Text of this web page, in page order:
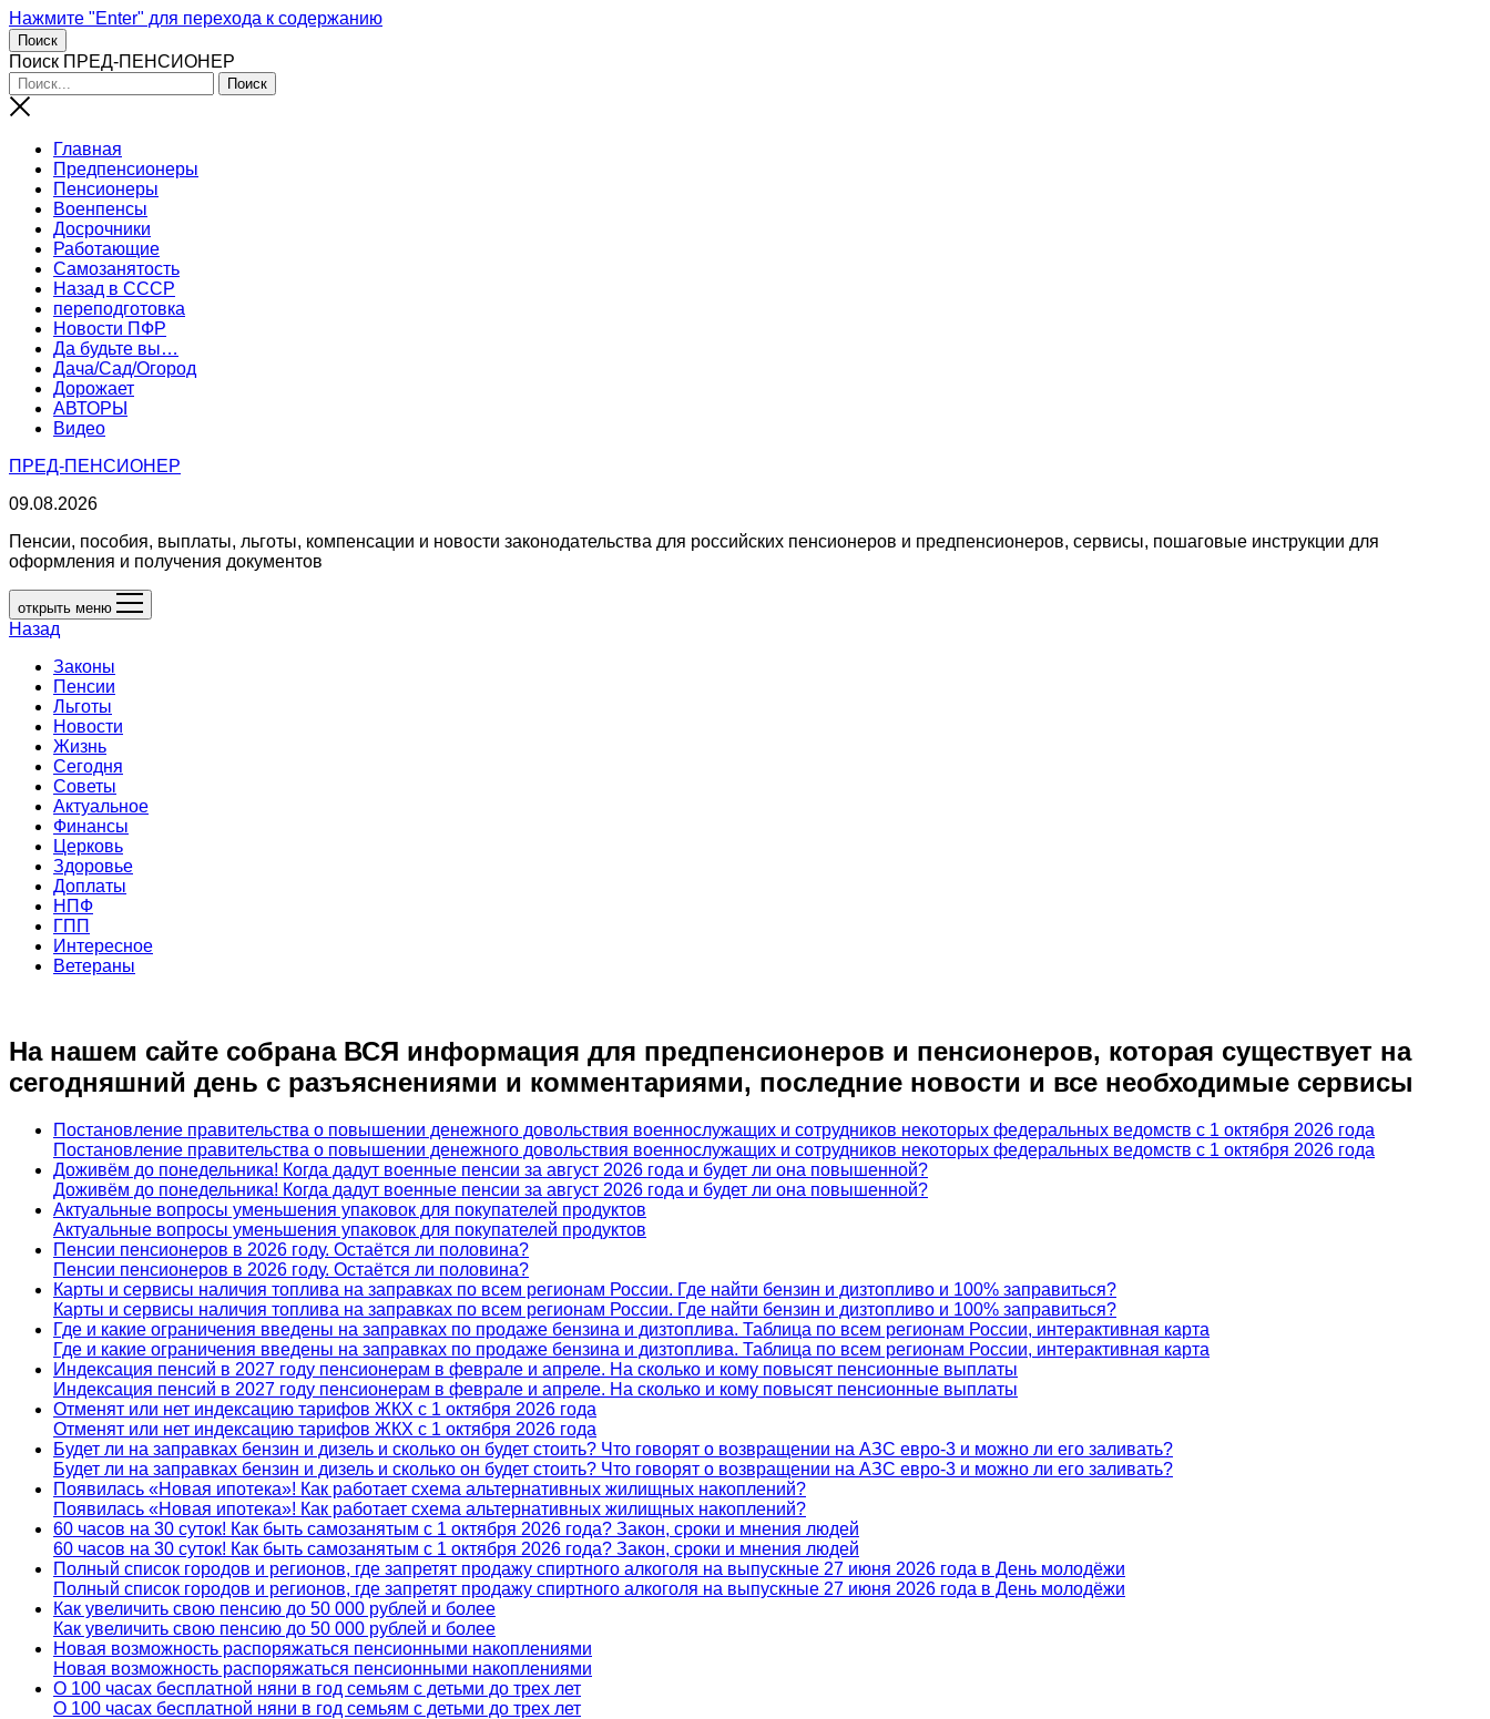
Нажмите "Enter" для перехода к содержанию
Поиск
Поиск ПРЕД-ПЕНСИОНЕР
Главная
Предпенсионеры
Пенсионеры
Военпенсы
Досрочники
Работающие
Самозанятость
Назад в СССР
переподготовка
Новости ПФР
Да будьте вы…
Дача/Сад/Огород
Дорожает
АВТОРЫ
Видео
ПРЕД-ПЕНСИОНЕР
09.08.2026
Пенсии, пособия, выплаты, льготы, компенсации и новости законодательства для российских пенсионеров и предпенсионеров, сервисы, пошаговые инструкции для
оформления и получения документов
открыть меню
Назад
Законы
Пенсии
Льготы
Новости
Жизнь
Сегодня
Советы
Актуальное
Финансы
Церковь
Здоровье
Доплаты
НПФ
ГПП
Интересное
Ветераны
На нашем сайте собрана ВСЯ информация для предпенсионеров и пенсионеров, которая существует на
сегодняшний день с разъяснениями и комментариями, последние новости и все необходимые сервисы
Постановление правительства о повышении денежного довольствия военнослужащих и сотрудников некоторых федеральных ведомств с 1 октября 2026 года
Постановление правительства о повышении денежного довольствия военнослужащих и сотрудников некоторых федеральных ведомств с 1 октября 2026 года
Доживём до понедельника! Когда дадут военные пенсии за август 2026 года и будет ли она повышенной?
Доживём до понедельника! Когда дадут военные пенсии за август 2026 года и будет ли она повышенной?
Актуальные вопросы уменьшения упаковок для покупателей продуктов
Актуальные вопросы уменьшения упаковок для покупателей продуктов
Пенсии пенсионеров в 2026 году. Остаётся ли половина?
Пенсии пенсионеров в 2026 году. Остаётся ли половина?
Карты и сервисы наличия топлива на заправках по всем регионам России. Где найти бензин и дизтопливо и 100% заправиться?
Карты и сервисы наличия топлива на заправках по всем регионам России. Где найти бензин и дизтопливо и 100% заправиться?
Где и какие ограничения введены на заправках по продаже бензина и дизтоплива. Таблица по всем регионам России, интерактивная карта
Где и какие ограничения введены на заправках по продаже бензина и дизтоплива. Таблица по всем регионам России, интерактивная карта
Индексация пенсий в 2027 году пенсионерам в феврале и апреле. На сколько и кому повысят пенсионные выплаты
Индексация пенсий в 2027 году пенсионерам в феврале и апреле. На сколько и кому повысят пенсионные выплаты
Отменят или нет индексацию тарифов ЖКХ с 1 октября 2026 года
Отменят или нет индексацию тарифов ЖКХ с 1 октября 2026 года
Будет ли на заправках бензин и дизель и сколько он будет стоить? Что говорят о возвращении на АЗС евро-3 и можно ли его заливать?
Будет ли на заправках бензин и дизель и сколько он будет стоить? Что говорят о возвращении на АЗС евро-3 и можно ли его заливать?
Появилась «Новая ипотека»! Как работает схема альтернативных жилищных накоплений?
Появилась «Новая ипотека»! Как работает схема альтернативных жилищных накоплений?
60 часов на 30 суток! Как быть самозанятым с 1 октября 2026 года? Закон, сроки и мнения людей
60 часов на 30 суток! Как быть самозанятым с 1 октября 2026 года? Закон, сроки и мнения людей
Полный список городов и регионов, где запретят продажу спиртного алкоголя на выпускные 27 июня 2026 года в День молодёжи
Полный список городов и регионов, где запретят продажу спиртного алкоголя на выпускные 27 июня 2026 года в День молодёжи
Как увеличить свою пенсию до 50 000 рублей и более
Как увеличить свою пенсию до 50 000 рублей и более
Новая возможность распоряжаться пенсионными накоплениями
Новая возможность распоряжаться пенсионными накоплениями
О 100 часах бесплатной няни в год семьям с детьми до трех лет
О 100 часах бесплатной няни в год семьям с детьми до трех лет